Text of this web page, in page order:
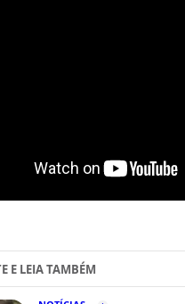
E LEIA TAMBÉM